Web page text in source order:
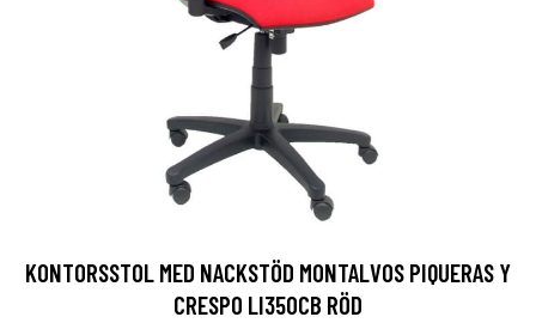
KONTORSSTOL MED NACKSTÖD MONTALVOS PIQUERAS Y
CRESPO LI350CB RÖD